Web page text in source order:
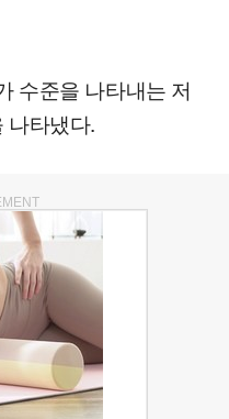
수준을 나타내는 저
나타냈다.